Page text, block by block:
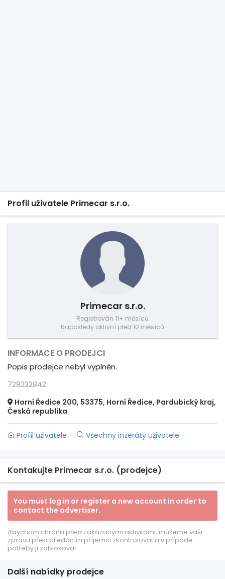
Profil uživatele Primecar s.r.o.
Primecar s.r.o.
Registrován 11+ měsíců
Naposledy aktivní před 10 měsíců
INFORMACE O PRODEJCI
Popis prodejce nebyl vyplněn.
728232842
Horní Ředice 200, 53375, Horní Ředice, Pardubický kraj,
Česká republika
Profil uživatele Všechny inzeráty uživatele
Kontakujte Primecar s.r.o. (prodejce)
You must log in or register a new account in order to
contact the advertiser.
Abychom chránili před zakázanými aktivitami, můžeme vaši
zprávu před předáním příjemci zkontrolovat a v případě
potřeby ji zablokovat.
Další nabídky prodejce